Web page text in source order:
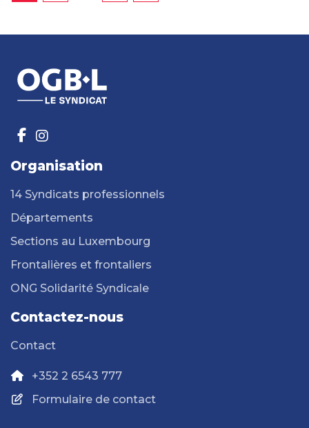
Organisation
14 Syndicats professionnels
Départements
Sections au Luxembourg
Frontalières et frontaliers
ONG Solidarité Syndicale
Contactez-nous
Contact
+352 2 6543 777
Formulaire de contact